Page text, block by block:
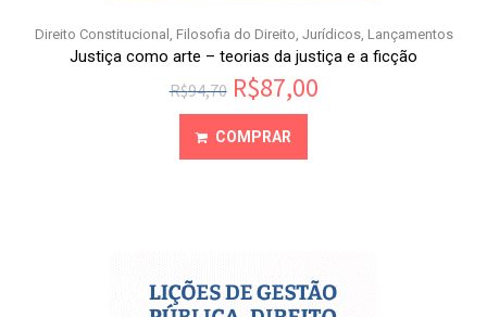
Direito Constitucional , Filosofia do Direito, Jurídicos, Lançamentos
Justiça como arte – teorias da justiça e a ficção
R$94,70 R$87,00
COMPRAR